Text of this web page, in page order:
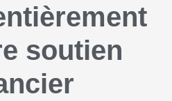
soutien